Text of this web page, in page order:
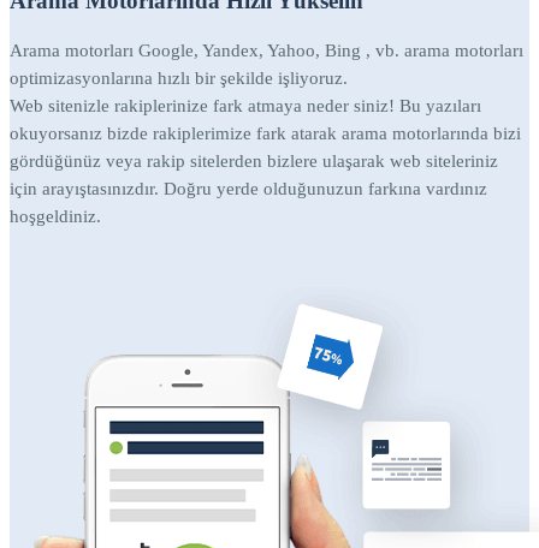
Arama motorları Google, Yandex, Yahoo, Bing , vb. arama motorları
optimizasyonlarına hızlı bir şekilde işliyoruz.
Web sitenizle rakiplerinize fark atmaya neder siniz! Bu yazıları
okuyorsanız bizde rakiplerimize fark atarak arama motorlarında bizi
gördüğünüz veya rakip sitelerden bizlere ulaşarak web siteleriniz
için arayıştasınızdır. Doğru yerde olduğunuzun farkına vardınız
hoşgeldiniz.